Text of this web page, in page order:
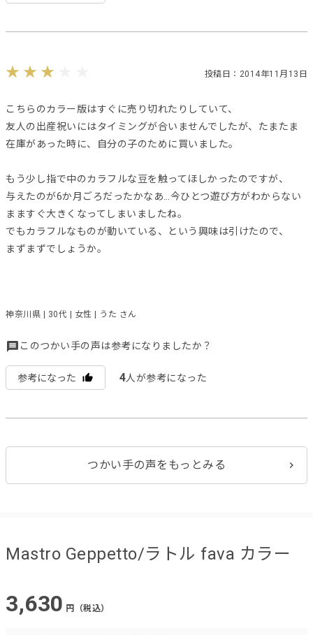
投稿日：2014年11月13日
こちらのカラー版はすぐに売り切れたりしていて、
友人の出産祝いにはタイミングが合いませんでしたが、たまたま
在庫があった時に、自分の子のために買いました。
もう少し指で中のカラフルな豆を触ってほしかったのですが、
与えたのが6か月ごろだったかなあ…今ひとつ遊び方がわからない
まますぐ大きくなってしまいましたね。
でもカラフルなものが動いている、という興味は引けたので、
まずまずでしょうか。
神奈川県 | 30代 | 女性 | うた さん
このつかい手の声は参考になりましたか？
参考になった 4人が参考になった
つかい手の声をもっとみる
Mastro Geppetto/ラトル fava カラー
3,630 円（税込）